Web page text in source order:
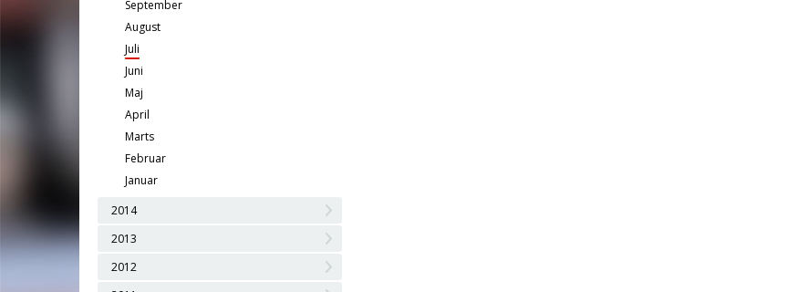
September
August
Juli
Juni
Maj
April
Marts
Februar
Januar
2014
2013
2012